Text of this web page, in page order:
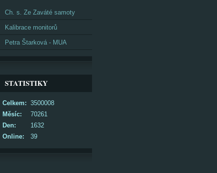
Ch. s. Ze Zaváté samoty
Kalibrace monitorů
Petra Štarková - MUA
STATISTIKY
Online: 39
Celkem: 3500008
Měsíc:
70261
Den:
1632